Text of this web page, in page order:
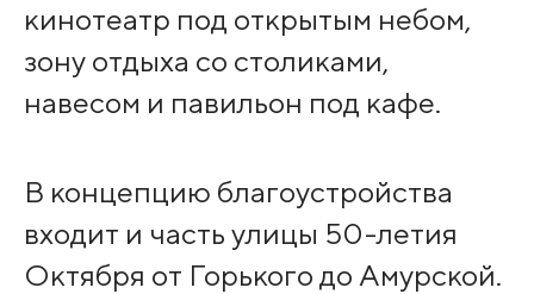
кинотеатр под открытым небом,
зону отдыха со столиками,
навесом и павильон под кафе.
В концепцию благоустройства
входит и часть улицы 50-летия
Октября от Горького до Амурской.